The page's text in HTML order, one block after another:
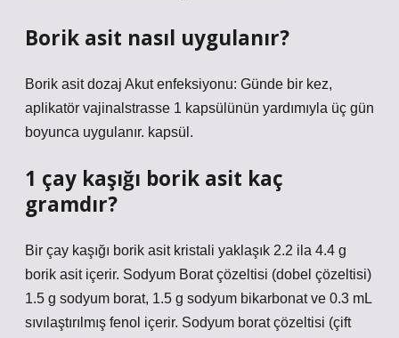
Borik asit nasıl uygulanır?
Borik asit dozaj Akut enfeksiyonu: Günde bir kez,
aplikatör vajinalstrasse 1 kapsülünün yardımıyla üç gün
boyunca uygulanır. kapsül.
1 çay kaşığı borik asit kaç
gramdır?
Bir çay kaşığı borik asit kristali yaklaşık 2.2 ila 4.4 g
borik asit içerir. Sodyum Borat çözeltisi (dobel çözeltisi)
1.5 g sodyum borat, 1.5 g sodyum bikarbonat ve 0.3 mL
sıvılaştırılmış fenol içerir. Sodyum borat çözeltisi (çift